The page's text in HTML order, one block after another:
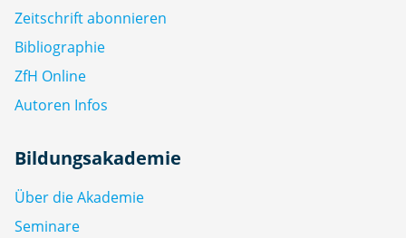
Zeitschrift abonnieren
Bibliographie
ZfH Online
Autoren Infos
Bildungsakademie
Über die Akademie
Seminare